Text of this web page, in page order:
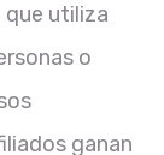
que utiliza
o
ganan